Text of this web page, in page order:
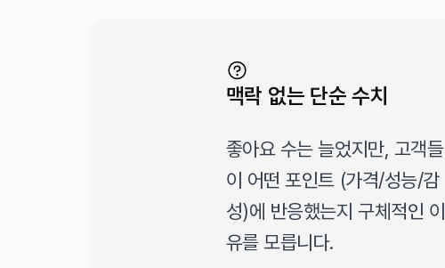
맥락 없는 단순 수치
좋아요 수는 늘었지만, 고객들
이 어떤 포인트 (가격/성능/감
성)에 반응했는지 구체적인 이
유를 모릅니다.